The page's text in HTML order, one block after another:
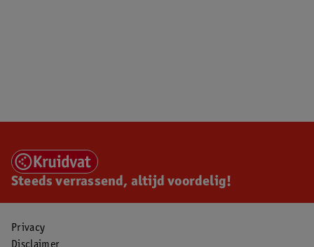
Steeds verrassend, altijd voordelig!
Privacy